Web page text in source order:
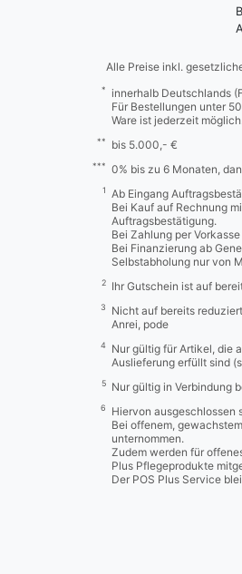
Alle Preise inkl.
*
innerhalb Deutschlands
Für Bestellungen unter
Ware ist jederzeit möglich.
** bis 5.000,- €
*** 0% bis zu 6 Monaten,
1
Ab Eingang
Bei Kauf auf Rechnung
Auftragsbestätigung.
Bei Zahlung per
Bei Finanzierung ab
Selbstabholung nur von
2 Ihr Gutschein ist auf
3
Nicht auf bereits
Anrei, pode
4
Nur gültig für Artikel, die
Auslieferung erfüllt sind
5 Nur gültig in Verbindung
6
Hiervon ausgeschlossen
Bei offenem,
unternommen.
Zudem werden für
Plus Pflegeprodukte
Der POS Plus Service